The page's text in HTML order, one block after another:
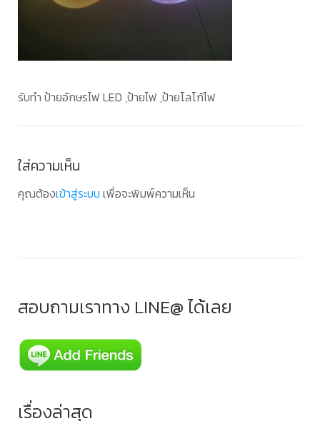
รับทำ ป้ายอักษรไฟ LED ,ป้ายไฟ ,ป้ายโลโก้ไฟ
ใส่ความเห็น
คุณต้องเข้าสู่ระบบ เพื่อจะพิมพ์ความเห็น
สอบถามเราทาง LINE@ ได้เลย
เรื่องล่าสุด